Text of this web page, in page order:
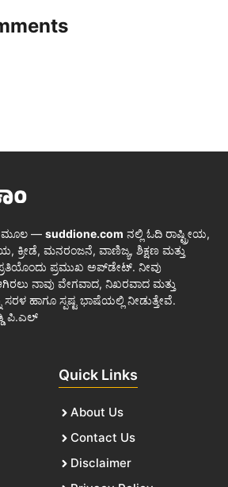
ಮೂಲ — suddione.com ನಲ್ಲಿ ಓದಿ ರಾಷ್ಟ್ರೀಯ,
ಕ್ರೀಡೆ, ಮನರಂಜನೆ, ವಾಣಿಜ್ಯ, ಶಿಕ್ಷಣ ಮತ್ತು
ಪ್ರತಿಯೊಂದು ಪ್ರಮುಖ ಅಪ್‌ಡೇಟ್. ನೀವು
ನಾವು ವೇಗವಾದ, ನಿಖರವಾದ ಮತ್ತು
ಸರಳ ಹಾಗೂ ಸ್ಪಷ್ಟ ಭಾಷೆಯಲ್ಲಿ ನೀಡುತ್ತೇವೆ.
ಪಿ.ಎಲ್
Quick Links
About Us
Contact Us
Disclaimer